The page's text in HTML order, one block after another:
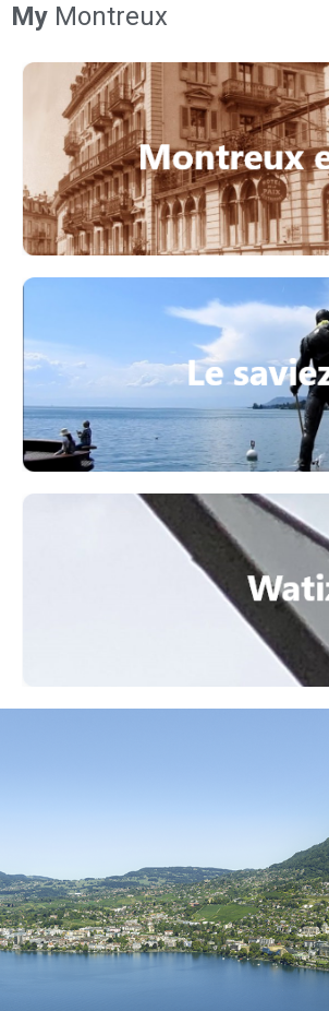
My Montreux